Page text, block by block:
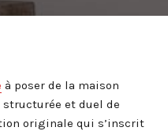
à poser de la maison
structurée et duel de
originale qui s’inscrit